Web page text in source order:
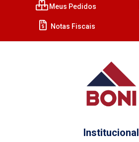
Meus Pedidos
Notas Fiscais
Institucional